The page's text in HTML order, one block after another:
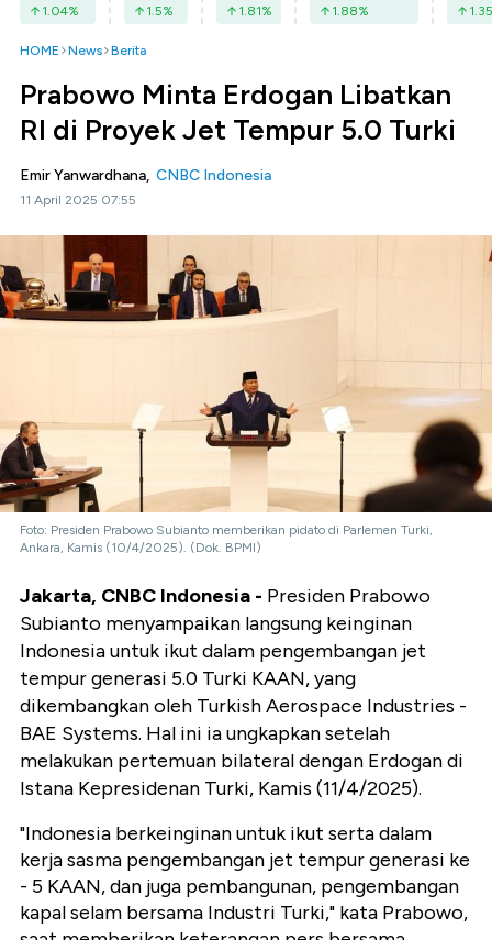
1.04% 1.5% 1.81% 1.88% 1.35
HOME News Berita
Prabowo Minta Erdogan Libatkan
RI di Proyek Jet Tempur 5.0 Turki
Emir Yanwardhana, CNBC Indonesia
11 April 2025 07:55
Foto: Presiden Prabowo Subianto memberikan pidato di Parlemen Turki,
Ankara, Kamis (10/4/2025). (Dok. BPMI)
Jakarta, CNBC Indonesia - Presiden Prabowo
Subianto menyampaikan langsung keinginan
Indonesia untuk ikut dalam pengembangan jet
tempur generasi 5.0 Turki KAAN, yang
dikembangkan oleh Turkish Aerospace Industries -
BAE Systems. Hal ini ia ungkapkan setelah
melakukan pertemuan bilateral dengan Erdogan di
Istana Kepresidenan Turki, Kamis (11/4/2025).
"Indonesia berkeinginan untuk ikut serta dalam
kerja sasma pengembangan jet tempur generasi ke
- 5 KAAN, dan juga pembangunan, pengembangan
kapal selam bersama Industri Turki," kata Prabowo,